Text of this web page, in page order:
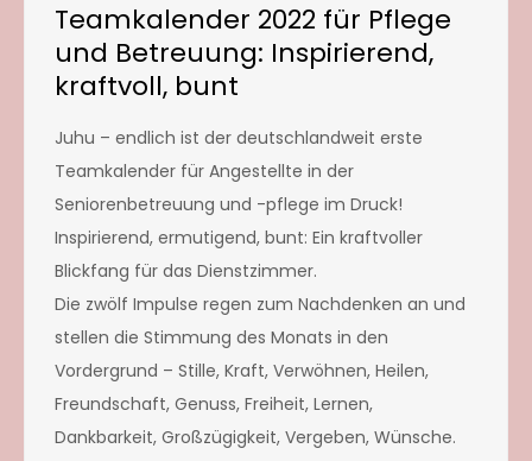
Teamkalender 2022 für Pflege
und Betreuung: Inspirierend,
kraftvoll, bunt
Juhu – endlich ist der deutschlandweit erste
Teamkalender für Angestellte in der
Seniorenbetreuung und -pflege im Druck!
Inspirierend, ermutigend, bunt: Ein kraftvoller
Blickfang für das Dienstzimmer.
Die zwölf Impulse regen zum Nachdenken an und
stellen die Stimmung des Monats in den
Vordergrund – Stille, Kraft, Verwöhnen, Heilen,
Freundschaft, Genuss, Freiheit, Lernen,
Dankbarkeit, Großzügigkeit, Vergeben, Wünsche.